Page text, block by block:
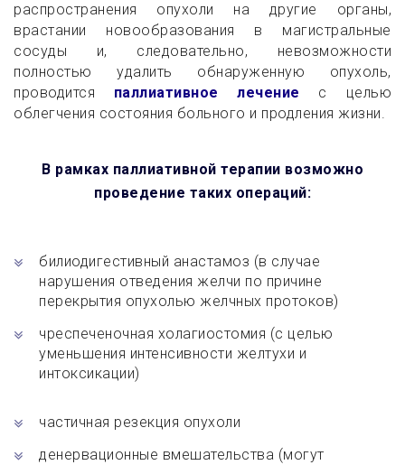
распространения опухоли на другие органы,
врастании новообразования в магистральные
сосуды и, следовательно, невозможности
полностью удалить обнаруженную опухоль,
проводится паллиативное лечение с целью
облегчения состояния больного и продления жизни.
В рамках паллиативной терапии возможно
проведение таких операций:
билиодигестивный анастамоз (в случае
нарушения отведения желчи по причине
перекрытия опухолью желчных протоков)
чреспеченочная холагиостомия (с целью
уменьшения интенсивности желтухи и
интоксикации)
частичная резекция опухоли
денервационные вмешательства (могут